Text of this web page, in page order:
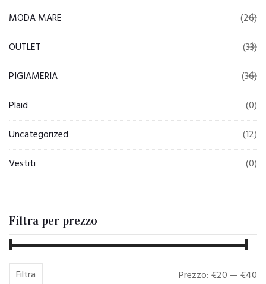
MODA MARE
(26)
OUTLET
(33)
PIGIAMERIA
(36)
Plaid
(0)
Uncategorized
(12)
Vestiti
(0)
Filtra per prezzo
Prezzo
Prezzo
Filtra Prezzo: €20 — €40